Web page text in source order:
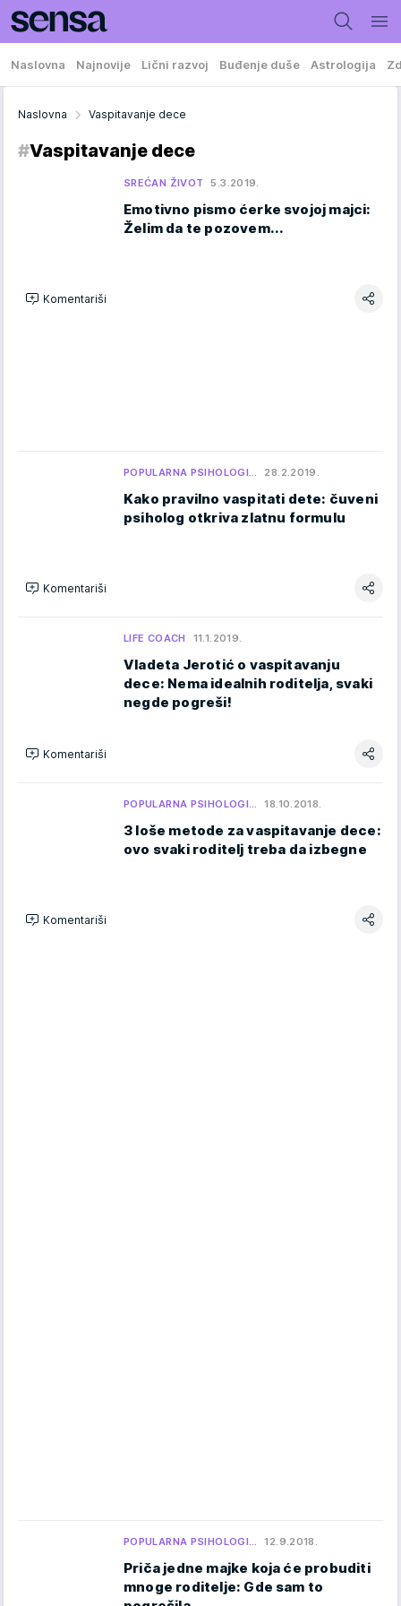
Naslovna Najnovije Lični razvoj Buđenje duše Astrologija
Naslovna Vaspitavanje dece
#Vaspitavanje dece
SREĆAN ŽIVOT 5.3.2019.
Emotivno pismo ćerke svojoj majci:
Želim da te pozovem...
Komentariši
POPULARNA PSIHOLOGI… 28.2.2019.
Kako pravilno vaspitati dete: čuveni
psiholog otkriva zlatnu formulu
Komentariši
LIFE COACH 11.1.2019.
Vladeta Jerotić o vaspitavanju
dece: Nema idealnih roditelja, svaki
negde pogreši!
Komentariši
POPULARNA PSIHOLOGI… 18.10.2018.
3 loše metode za vaspitavanje dece:
ovo svaki roditelj treba da izbegne
Komentariši
POPULARNA PSIHOLOGI… 12.9.2018.
Priča jedne majke koja će probuditi
mnoge roditelje: Gde sam to